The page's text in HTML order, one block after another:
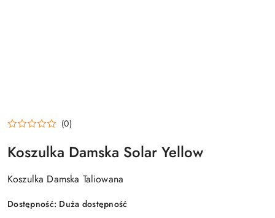
(0)
Koszulka Damska Solar Yellow
Koszulka Damska Taliowana
Dostępność: Duża dostępność